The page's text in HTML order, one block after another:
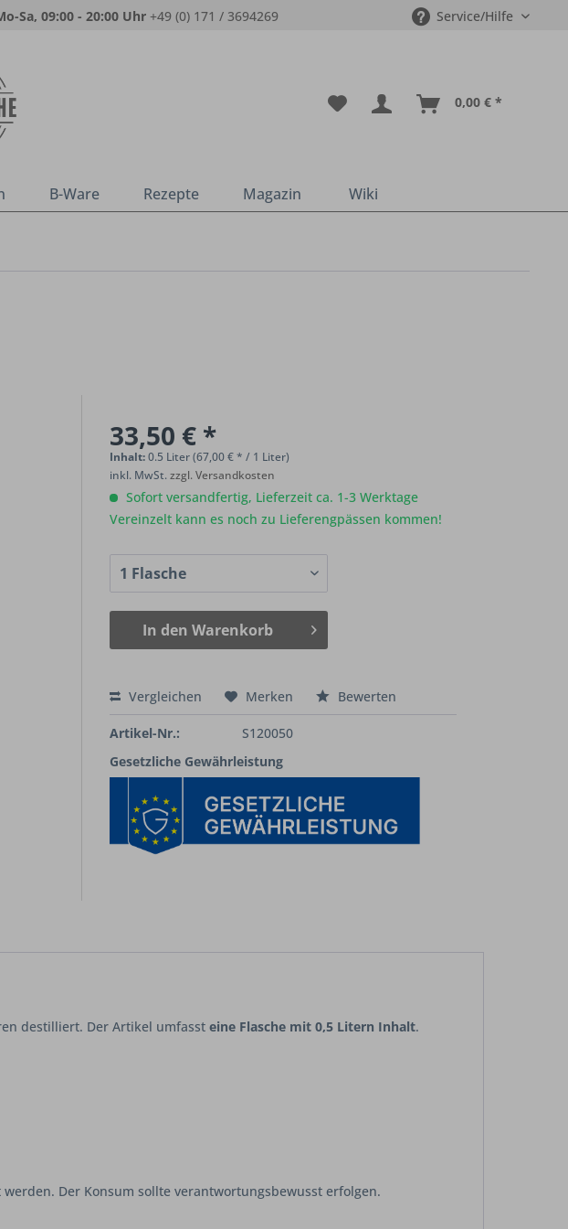
Sa, 09:00 - 20:00 Uhr +49 (0) 171 / 3694269 Service/Hilfe
0,00 € *
B-Ware Rezepte Magazin Wiki
33,50 € *
Inhalt:0.5 Liter (67,00 € * / 1 Liter)
inkl. MwSt.zzgl. Versandkosten
Sofort versandfertig, Lieferzeit ca. 1-3 Werktage
Vereinzelt kann es noch zu Lieferengpässen kommen!
In den Warenkorb
Vergleichen Merken Bewerten
Artikel-Nr.:
S120050
Gesetzliche Gewährleistung
destilliert. Der Artikel umfasst eine Flasche mit 0,5 Litern Inhalt.
Der Konsum sollte verantwortungsbewusst erfolgen.